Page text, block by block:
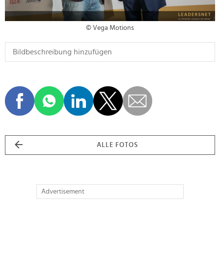
© Vega Motions
ALLE FOTOS
Advertisement